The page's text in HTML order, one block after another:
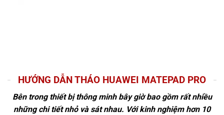
HƯỚNG DẪN THÁO HUAWEI MATEPAD PRO
Bên trong thiết bị thông minh bây giờ bao gồm rất nhiều
những chi tiết nhỏ và sát nhau. Với kinh nghiệm hơn 10